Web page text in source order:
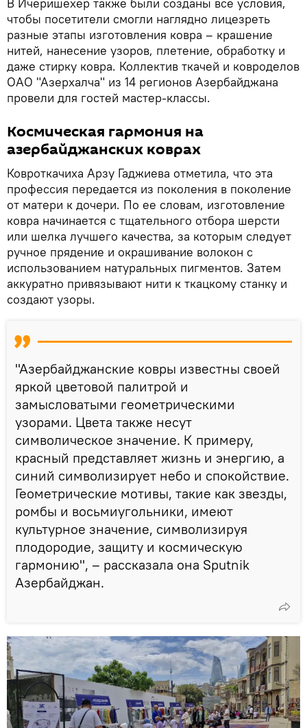
В Ичеришехер также были созданы все условия,
чтобы посетители смогли наглядно лицезреть
разные этапы изготовления ковра – крашение
нитей, нанесение узоров, плетение, обработку и
даже стирку ковра. Коллектив ткачей и ковроделов
ОАО "Азерхалча" из 14 регионов Азербайджана
провели для гостей мастер-классы.
Космическая гармония на
азербайджанских коврах
Ковроткачиха Арзу Гаджиева отметила, что эта
профессия передается из поколения в поколение
от матери к дочери. По ее словам, изготовление
ковра начинается с тщательного отбора шерсти
или шелка лучшего качества, за которым следует
ручное прядение и окрашивание волокон с
использованием натуральных пигментов. Затем
аккуратно привязывают нити к ткацкому станку и
создают узоры.
"Азербайджанские ковры известны своей
яркой цветовой палитрой и
замысловатыми геометрическими
узорами. Цвета также несут
символическое значение. К примеру,
красный представляет жизнь и энергию, а
синий символизирует небо и спокойствие.
Геометрические мотивы, такие как звезды,
ромбы и восьмиугольники, имеют
культурное значение, символизируя
плодородие, защиту и космическую
гармонию", – рассказала она Sputnik
Азербайджан.